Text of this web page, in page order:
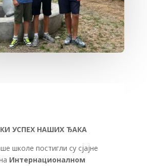
УСПЕХ НАШИХ ЂАКА
школе постигли су сјајне
Интернационалном